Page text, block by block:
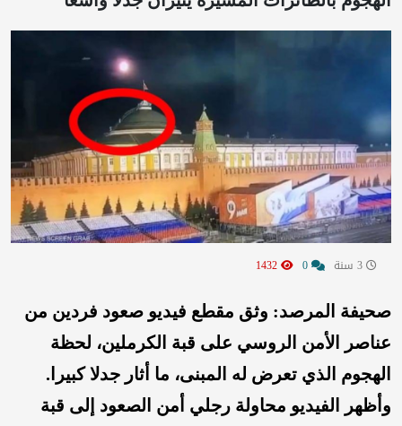
صحيفة المرصد: وثق مقطع فيديو صعود فردين من
عناصر الأمن الروسي على قبة الكرملين، لحظة
الهجوم الذي تعرض له المبنى، ما أثار جدلا كبيرا.
وأظهر الفيديو محاولة رجلي أمن الصعود إلى قبة